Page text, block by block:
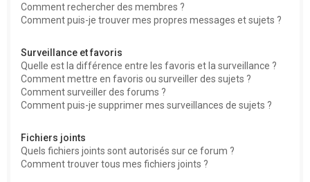
Comment rechercher des membres ?
Comment puis-je trouver mes propres messages et sujets ?
Surveillance et favoris
Quelle est la différence entre les favoris et la surveillance ?
Comment mettre en favoris ou surveiller des sujets ?
Comment surveiller des forums ?
Comment puis-je supprimer mes surveillances de sujets ?
Fichiers joints
Quels fichiers joints sont autorisés sur ce forum ?
Comment trouver tous mes fichiers joints ?